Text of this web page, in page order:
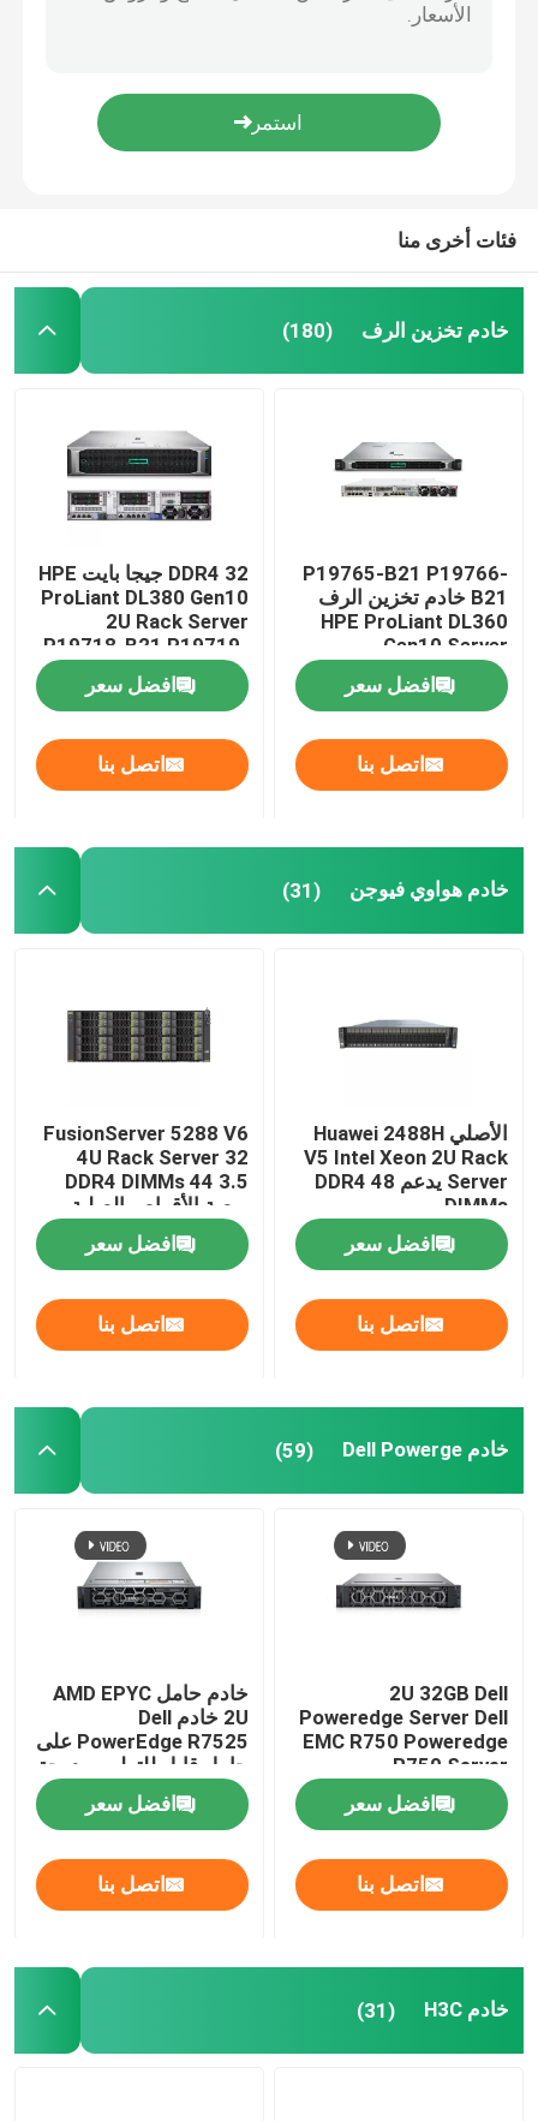
مفاتيح داتاكوم
راوتر لاسلكي ذكي
القرص الصلب الداخلي SSD
بطاقة رسومات Geforce
معالج INTEL CPU
خادم تخزين مجدد
تبديل قناة الألياف
فئات أخرى منا
خادم تخزين الرف (180)
P19765-B21 P19766-
B21 خادم تخزين الرف
HPE ProLiant DL360
Gen10 Server
افضل سعر
اتصل بنا
DDR4 32 جيجا بايت HPE
ProLiant DL380 Gen10
2U Rack Server
P19718-B21 P19719-
B21
افضل سعر
اتصل بنا
خادم هواوي فيوجن (31)
الأصلي Huawei 2488H
V5 Intel Xeon 2U Rack
Server يدعم 48 DDR4
DIMMs
افضل سعر
اتصل بنا
FusionServer 5288 V6
4U Rack Server 32
DDR4 DIMMs 44 3.5
بوصة الأقراص الصلبة
افضل سعر
اتصل بنا
خادم Dell Powerge (59)
2U 32GB Dell
Poweredge Server Dell
EMC R750 Poweredge
R750 Server
افضل سعر
اتصل بنا
خادم حامل AMD EPYC
2U خادم Dell
PowerEdge R7525 على
حامل قابل للتطوير بدرجة
كبيرة
افضل سعر
اتصل بنا
خادم H3C (31)